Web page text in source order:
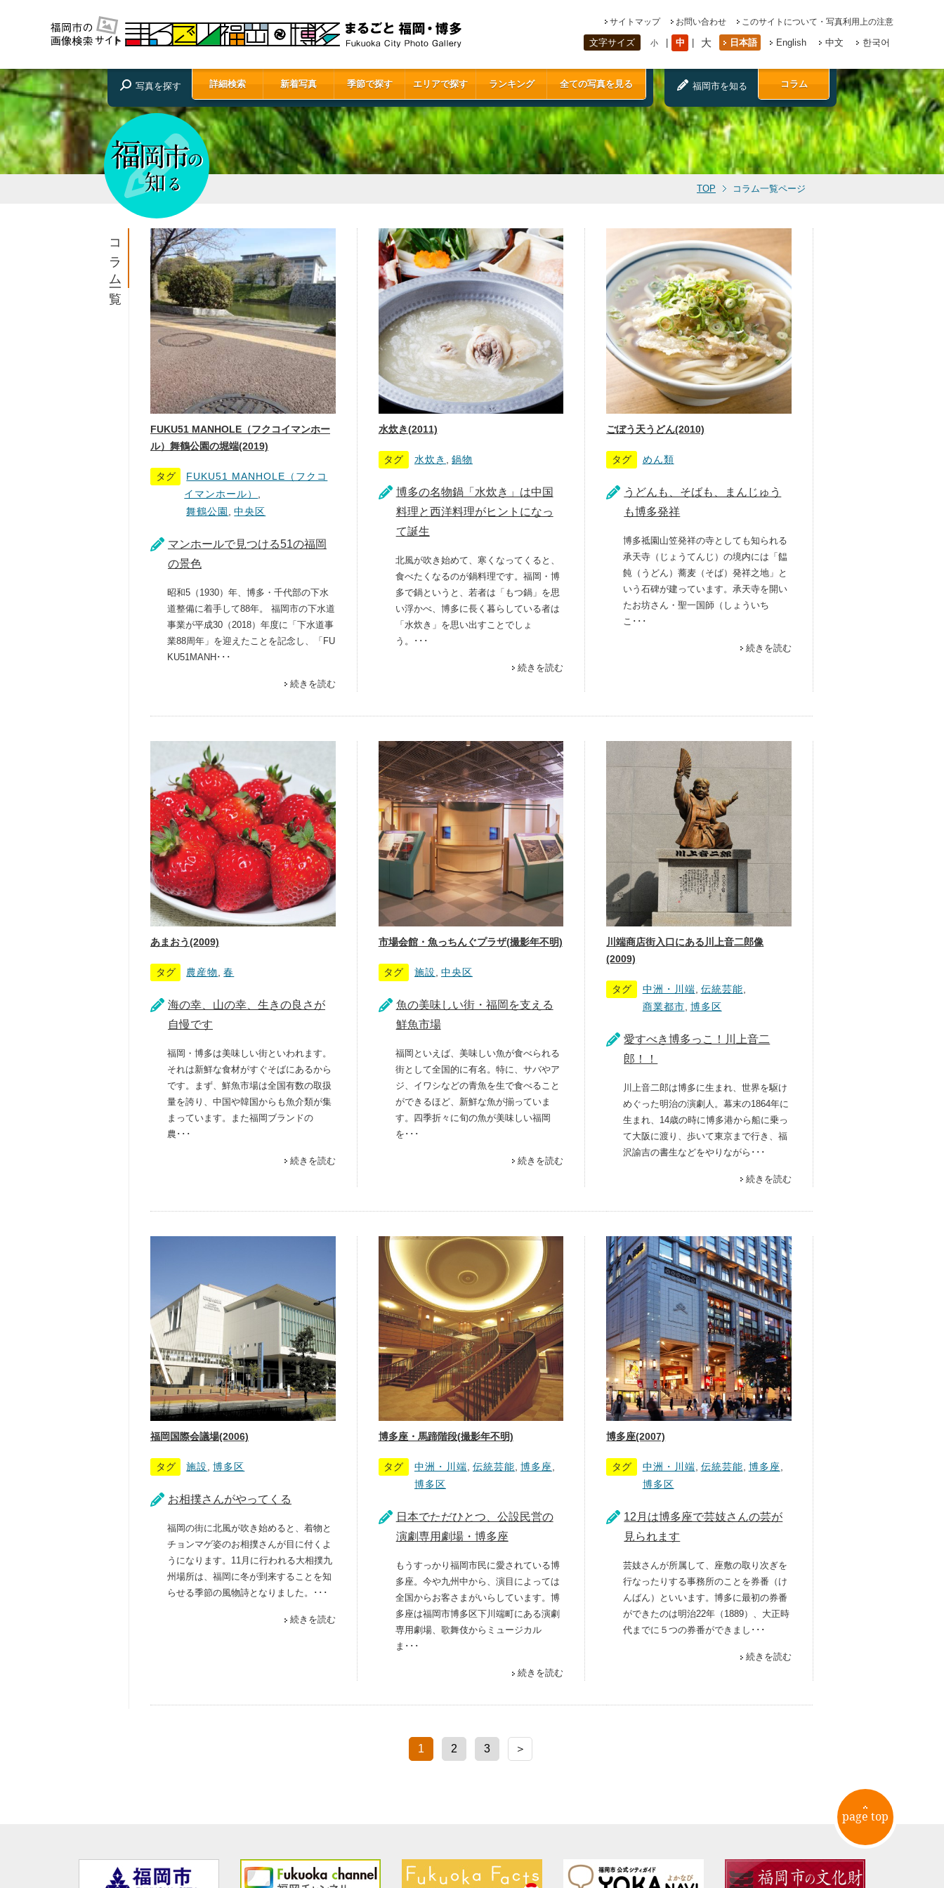
サイトマップ お問い合わせ このサイトについて・写真利用上の注意
文字サイズ 小 中 大 日本語 English 中文 한국어
写真を探す 詳細検索 新着写真 季節で探す エリアで探す ランキング 全ての写真を見る 福岡市を知る コラム
TOP コラム一覧ページ
コラム一覧
FUKU51 MANHOLE（フクコイマンホー
ル）舞鶴公園の堀端(2019)
タグ
FUKU51 MANHOLE（フクコ
イマンホール）
舞鶴公園
中央区
マンホールで見つける51の福岡
の景色
昭和5（1930）年、博多・千代部の下水
道整備に着手して88年。 福岡市の下水道
事業が平成30（2018）年度に「下水道事
業88周年」を迎えたことを記念し、「FU
KU51MANH･･･
続きを読む
水炊き(2011)
タグ 水炊き 鍋物
博多の名物鍋「水炊き」は中国
料理と西洋料理がヒントになっ
て誕生
北風が吹き始めて、寒くなってくると、
食べたくなるのが鍋料理です。福岡・博
多で鍋というと、若者は「もつ鍋」を思
い浮かべ、博多に長く暮らしている者は
「水炊き」を思い出すことでしょ
う。･･･
続きを読む
ごぼう天うどん(2010)
タグ めん類
うどんも、そばも、まんじゅう
も博多発祥
博多祗園山笠発祥の寺としても知られる
承天寺（じょうてんじ）の境内には「饂
飩（うどん）蕎麦（そば）発祥之地」と
いう石碑が建っています。承天寺を開い
たお坊さん・聖一国師（しょういち
こ･･･
続きを読む
あまおう(2009)
タグ 農産物 春
海の幸、山の幸、生きの良さが
自慢です
福岡・博多は美味しい街といわれます。
それは新鮮な食材がすぐそばにあるから
です。まず、鮮魚市場は全国有数の取扱
量を誇り、中国や韓国からも魚介類が集
まっています。また福岡ブランドの
農･･･
続きを読む
市場会館・魚っちんぐプラザ(撮影年不明)
タグ 施設 中央区
魚の美味しい街・福岡を支える
鮮魚市場
福岡といえば、美味しい魚が食べられる
街として全国的に有名。特に、サバやア
ジ、イワシなどの青魚を生で食べること
ができるほど、新鮮な魚が揃っていま
す。四季折々に旬の魚が美味しい福岡
を･･･
続きを読む
川端商店街入口にある川上音二郎像
(2009)
タグ 中洲・川端 伝統芸能
商業都市 博多区
愛すべき博多っこ！川上音二
郎！！
川上音二郎は博多に生まれ、世界を駆け
めぐった明治の演劇人。幕末の1864年に
生まれ、14歳の時に博多港から船に乗っ
て大阪に渡り、歩いて東京まで行き、福
沢諭吉の書生などをやりながら･･･
続きを読む
福岡国際会議場(2006)
タグ 施設 博多区
お相撲さんがやってくる
福岡の街に北風が吹き始めると、着物と
チョンマゲ姿のお相撲さんが目に付くよ
うになります。11月に行われる大相撲九
州場所は、福岡に冬が到来することを知
らせる季節の風物詩となりました。･･･
続きを読む
博多座・馬蹄階段(撮影年不明)
タグ 中洲・川端 伝統芸能 博多座
博多区
日本でただひとつ、公設民営の
演劇専用劇場・博多座
もうすっかり福岡市民に愛されている博
多座。今や九州中から、演目によっては
全国からお客さまがいらしています。博
多座は福岡市博多区下川端町にある演劇
専用劇場、歌舞伎からミュージカル
ま･･･
続きを読む
博多座(2007)
タグ 中洲・川端 伝統芸能 博多座
博多区
12月は博多座で芸妓さんの芸が
見られます
芸妓さんが所属して、座敷の取り次ぎを
行なったりする事務所のことを券番（け
んばん）といいます。博多に最初の券番
ができたのは明治22年（1889）、大正時
代までに５つの券番ができまし･･･
続きを読む
1 2 3 ＞
page top